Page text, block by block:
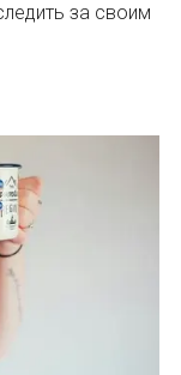
за своим